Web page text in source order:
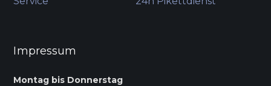
Impressum
Montag bis Donnerstag